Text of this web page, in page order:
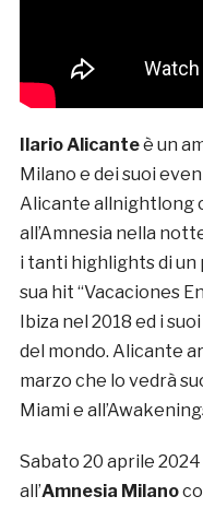
Ilario Alicanteè un
Milano e dei suoi
Alicante allnightlong
all’Amnesia nella
i tanti highlights di
sua hit “Vacaciones
Ibiza nel 2018 ed i
del mondo. Alicante
marzo che lo vedrà
Miami e
Sabato 20 aprile
all’Amnesia Milano